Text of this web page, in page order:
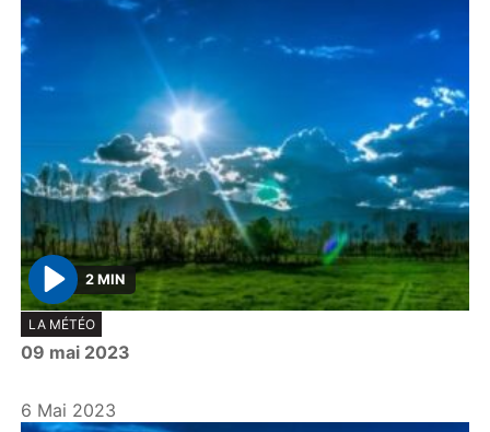
P
l
a
2 MIN
LA MÉTÉO
09 mai 2023
6 Mai 2023